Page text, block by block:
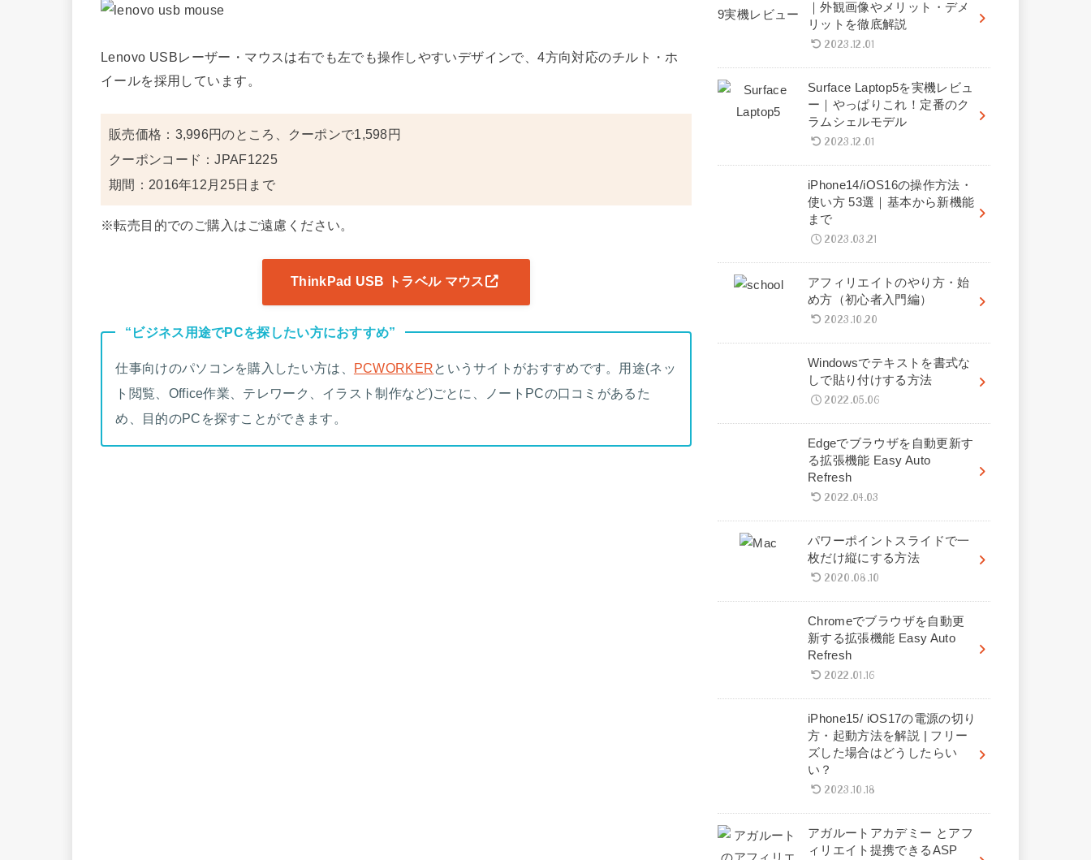
Lenovo USBレーザー・マウスは右でも左でも操作しやすいデザインで、4方向対応のチルト・ホ
イールを採用しています。
販売価格：3,996円のところ、クーポンで1,598円
クーポンコード：JPAF1225
期間：2016年12月25日まで
※転売目的でのご購入はご遠慮ください。
ThinkPad USB トラベル マウス
“ビジネス用途でPCを探したい方におすすめ”
仕事向けのパソコンを購入したい方は、 PCWORKERというサイトがおすすめです。用途(ネッ
ト閲覧、Office作業、テレワーク、イラスト制作など)ごとに、ノートPCの口コミがあるた
め、目的のPCを探すことができます。
｜外観画像やメリット・デメ
リットを徹底解説
2023.12.01
Surface Laptop5を実機レビュ
ー｜やっぱりこれ！定番のク
ラムシェルモデル
2023.12.01
iPhone14/iOS16の操作方法・
使い方 53選｜基本から新機能
まで
2023.03.21
アフィリエイトのやり方・始
め方（初心者入門編）
2023.10.20
Windowsでテキストを書式な
しで貼り付けする方法
2022.05.06
Edgeでブラウザを自動更新す
る拡張機能 Easy Auto
Refresh
2022.04.03
パワーポイントスライドで一
枚だけ縦にする方法
2020.08.10
Chromeでブラウザを自動更
新する拡張機能 Easy Auto
Refresh
2022.01.16
iPhone15/ iOS17の電源の切り
方・起動方法を解説 | フリー
ズした場合はどうしたらい
い？
2023.10.18
アガルートアカデミー とアフ
ィリエイト提携できるASP